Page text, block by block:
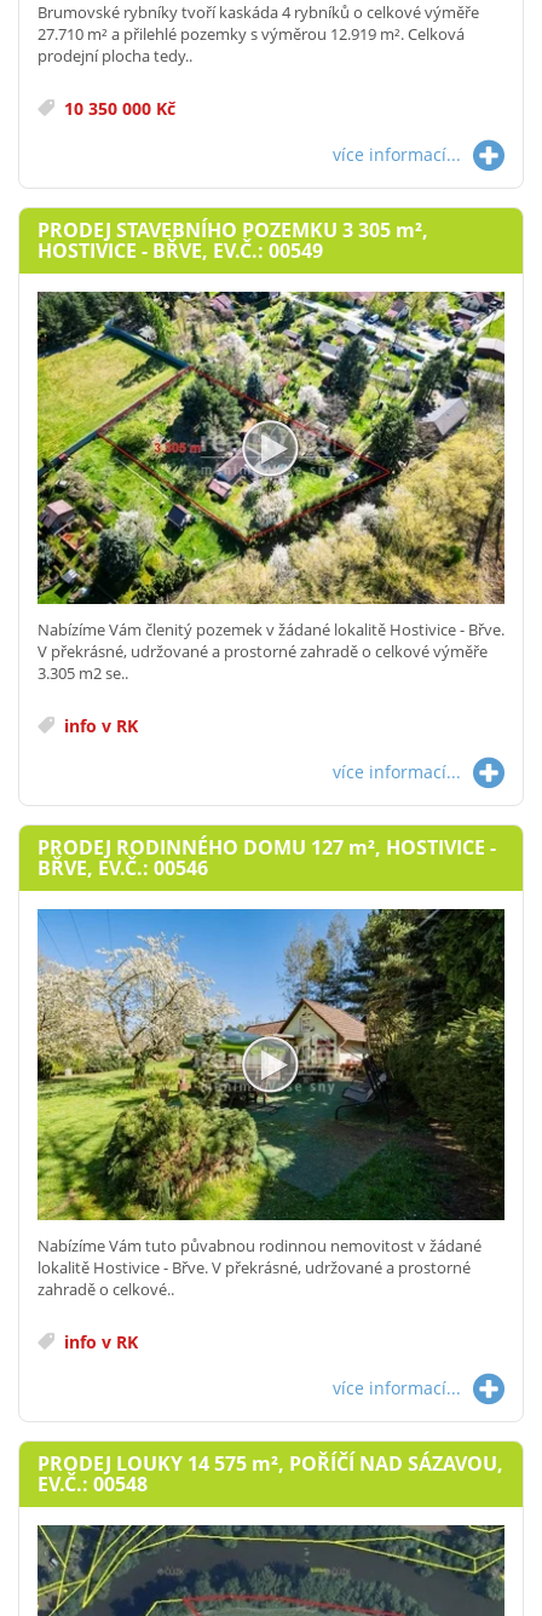
Brumovské rybníky tvoří kaskáda 4 rybníků o celkové výměře
27.710 m² a přilehlé pozemky s výměrou 12.919 m². Celková
prodejní plocha tedy..
10 350 000 Kč
více informací...
PRODEJ STAVEBNÍHO POZEMKU 3 305 m²,
HOSTIVICE - BŘVE, EV.Č.: 00549
Nabízíme Vám členitý pozemek v žádané lokalitě Hostivice - Břve.
V překrásné, udržované a prostorné zahradě o celkové výměře
3.305 m2 se..
info v RK
více informací...
PRODEJ RODINNÉHO DOMU 127 m², HOSTIVICE -
BŘVE, EV.Č.: 00546
Nabízíme Vám tuto půvabnou rodinnou nemovitost v žádané
lokalitě Hostivice - Břve. V překrásné, udržované a prostorné
zahradě o celkové..
info v RK
více informací...
PRODEJ LOUKY 14 575 m², POŘÍČÍ NAD SÁZAVOU,
EV.Č.: 00548